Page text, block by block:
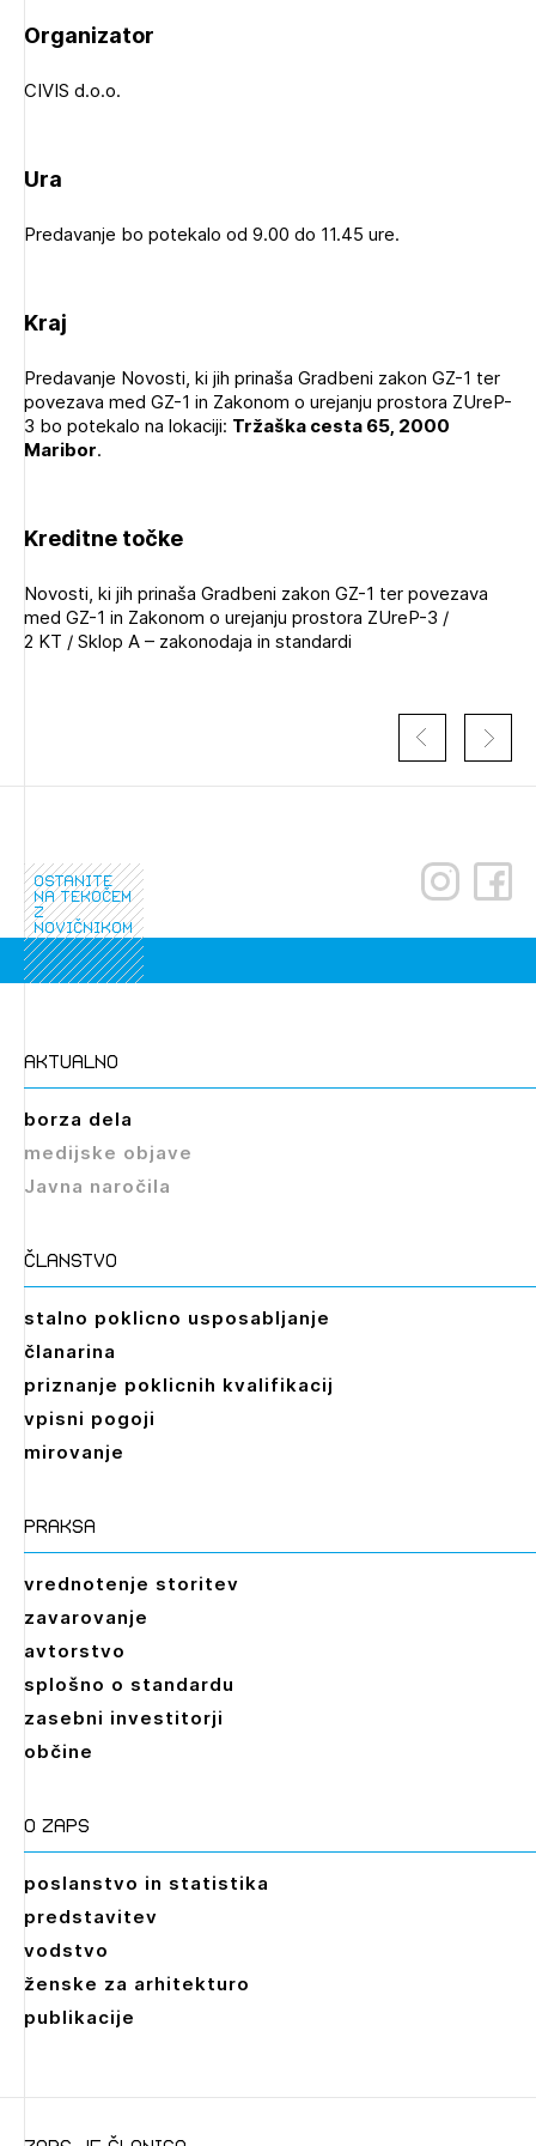
Izbrana vsebina je namenjena le ZAPS
registriranim uporabnikom. Da lahko do nje
dostopate, se je potrebno prijaviti.
PRIJAVITE SE REGISTRIRAJTE SE
POZABLJENO GESLO
Organizator
CIVIS d.o.o.
Ura
Predavanje bo potekalo od 9.00 do 11.45 ure.
Kraj
Predavanje Novosti, ki jih prinaša Gradbeni zakon GZ-1 ter
povezava med GZ-1 in Zakonom o urejanju prostora ZUreP-
3 bo potekalo na lokaciji: Tržaška cesta 65, 2000
Maribor.
Kreditne točke
Novosti, ki jih prinaša Gradbeni zakon GZ-1 ter povezava
med GZ-1 in Zakonom o urejanju prostora ZUreP-3 /
2 KT / Sklop A – zakonodaja in standardi
PRIJAVITE SE
ostanite
na tekočem
z
novičnikom
aktualno
borza dela
medijske objave
Javna naročila
članstvo
stalno poklicno usposabljanje
članarina
priznanje poklicnih kvalifikacij
vpisni pogoji
mirovanje
praksa
vrednotenje storitev
zavarovanje
avtorstvo
splošno o standardu
zasebni investitorji
občine
O zaps
poslanstvo in statistika
predstavitev
vodstvo
ženske za arhitekturo
publikacije
Dnevne medijske objave
NAPREJ